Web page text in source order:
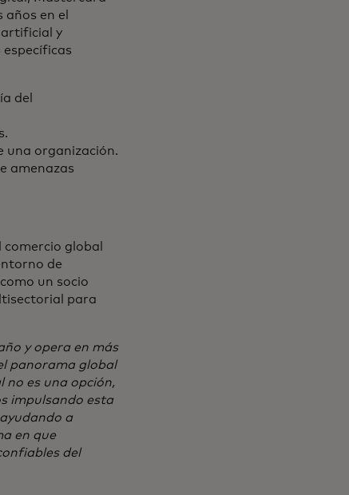
en el
artificial y
del
una organización.
amenazas
global
de
un socio
para
y opera en más
panorama global
es una opción,
impulsando esta
a
en que
del